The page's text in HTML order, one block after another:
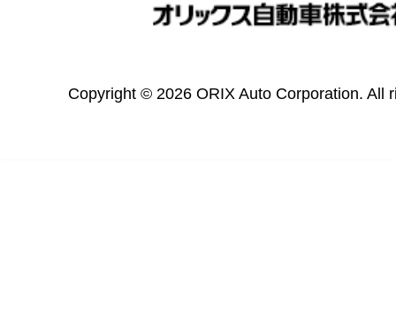
Copyright © 2026 ORIX Auto Corporation. All